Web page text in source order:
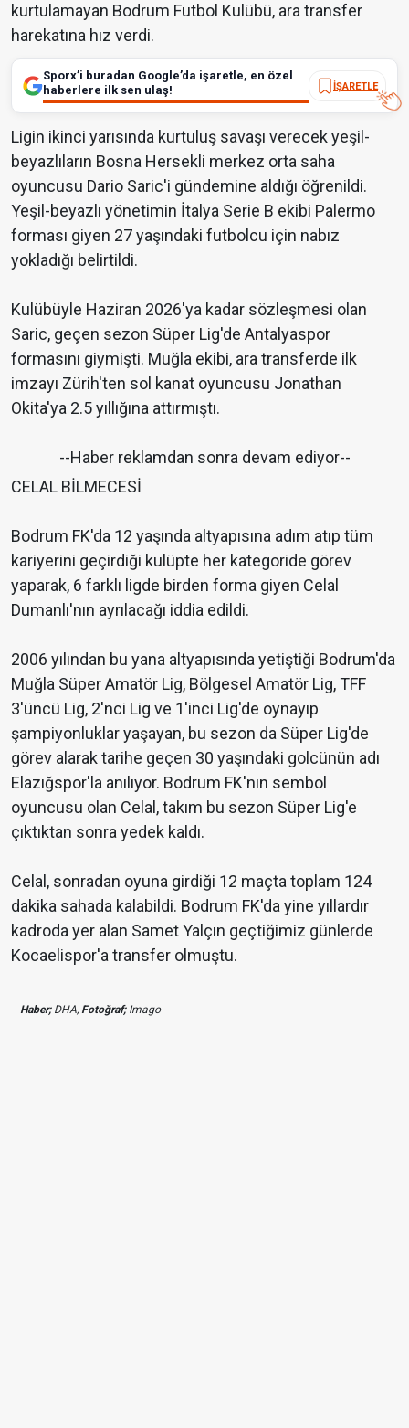
kurtulamayan Bodrum Futbol Kulübü, ara transfer
harekatına hız verdi.
Sporx’i buradan Google’da işaretle, en özel
haberlere ilk sen ulaş!
İŞARETLE
Ligin ikinci yarısında kurtuluş savaşı verecek yeşil-
beyazlıların Bosna Hersekli merkez orta saha
oyuncusu Dario Saric'i gündemine aldığı öğrenildi.
Yeşil-beyazlı yönetimin İtalya Serie B ekibi Palermo
forması giyen 27 yaşındaki futbolcu için nabız
yokladığı belirtildi.
Kulübüyle Haziran 2026'ya kadar sözleşmesi olan
Saric, geçen sezon Süper Lig'de Antalyaspor
formasını giymişti. Muğla ekibi, ara transferde ilk
imzayı Zürih'ten sol kanat oyuncusu Jonathan
Okita'ya 2.5 yıllığına attırmıştı.
--Haber reklamdan sonra devam ediyor--
CELAL BİLMECESİ
Bodrum FK'da 12 yaşında altyapısına adım atıp tüm
kariyerini geçirdiği kulüpte her kategoride görev
yaparak, 6 farklı ligde birden forma giyen Celal
Dumanlı'nın ayrılacağı iddia edildi.
2006 yılından bu yana altyapısında yetiştiği Bodrum'da
Muğla Süper Amatör Lig, Bölgesel Amatör Lig, TFF
3'üncü Lig, 2'nci Lig ve 1'inci Lig'de oynayıp
şampiyonluklar yaşayan, bu sezon da Süper Lig'de
görev alarak tarihe geçen 30 yaşındaki golcünün adı
Elazığspor'la anılıyor. Bodrum FK'nın sembol
oyuncusu olan Celal, takım bu sezon Süper Lig'e
çıktıktan sonra yedek kaldı.
Celal, sonradan oyuna girdiği 12 maçta toplam 124
dakika sahada kalabildi. Bodrum FK'da yine yıllardır
kadroda yer alan Samet Yalçın geçtiğimiz günlerde
Kocaelispor'a transfer olmuştu.
Haber;DHA, Fotoğraf;Imago